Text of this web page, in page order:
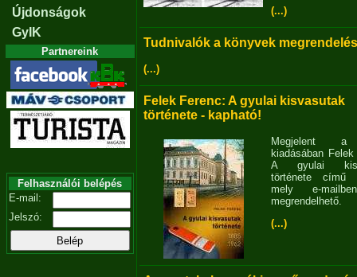
Újdonságok
GyIK
Partnereink
Felhasználói belépés
E-mail:
Jelszó:
(...)
Tudnivalók a könyvek
(...)
Felek Ferenc: A gyulai kisvasutak
története - kapható!
Megjelent
kiadásában
A gyulai
története című
mely e-
megrendelhető.
(...)